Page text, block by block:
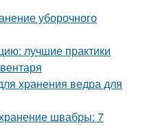
уборочного
лучшие практики
хранения ведра для
швабры: 7